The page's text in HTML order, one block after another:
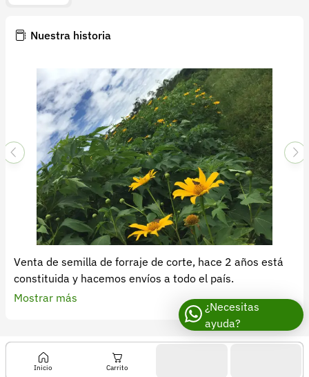
Nuestra historia
Venta de semilla de forraje de corte, hace 2 años está
constituida y hacemos envíos a todo el país.
Mostrar más
Recuperar contraseña
Contacto
+57 323 2931928
contacto@croper.com
© 2026 Croper.com Todos los derechos reservados
Versión 5.45.0
Síguenos
Inicio Carrito
¿Necesitas
ayuda?